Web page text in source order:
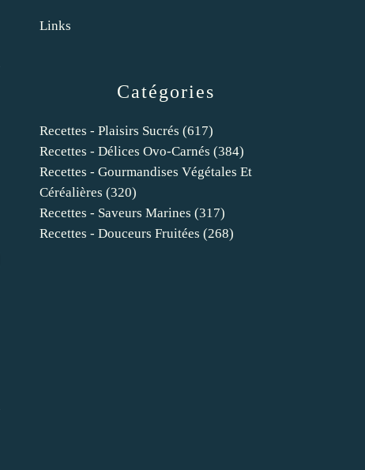
Catégories
Recettes - Plaisirs Sucrés (617)
Recettes - Délices Ovo-Carnés (384)
Recettes - Gourmandises Végétales Et
Céréalières (320)
Recettes - Saveurs Marines (317)
Recettes - Douceurs Fruitées (268)
Links